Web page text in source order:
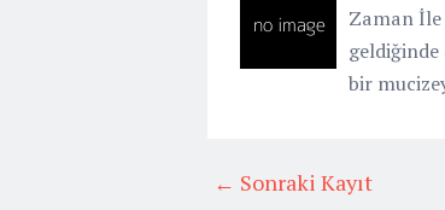
Zaman İle
geldiğinde
bir
← Sonraki Kayıt